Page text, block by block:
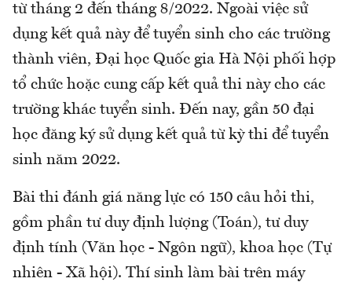
từ tháng 2 đến tháng 8/2022. Ngoài việc sử
dụng kết quả này để tuyển sinh cho các trường
thành viên, Đại học Quốc gia Hà Nội phối hợp
tổ chức hoặc cung cấp kết quả thi này cho các
trường khác tuyển sinh. Đến nay, gần 50 đại
học đăng ký sử dụng kết quả từ kỳ thi để tuyển
sinh năm 2022.
Bài thi đánh giá năng lực có 150 câu hỏi thi,
gồm phần tư duy định lượng (Toán), tư duy
định tính (Văn học - Ngôn ngữ), khoa học (Tự
nhiên - Xã hội). Thí sinh làm bài trên máy